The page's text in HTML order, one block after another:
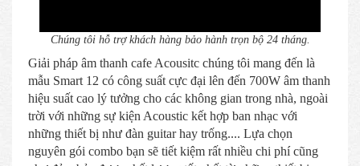
Chúng tôi hỗ trợ khách hàng bảo hành trọn bộ 24 tháng.
Giải pháp âm thanh cafe Acousitc chúng tôi mang đến là
mẫu Smart 12 có công suất cực đại lên đến 700W âm thanh
hiệu suất cao lý tưởng cho các không gian trong nhà, ngoài
trời với những sự kiện Acoustic kết hợp ban nhạc với
những thiết bị như đàn guitar hay trống.... Lựa chọn
nguyên gói combo bạn sẽ tiết kiệm rất nhiều chi phí cũng